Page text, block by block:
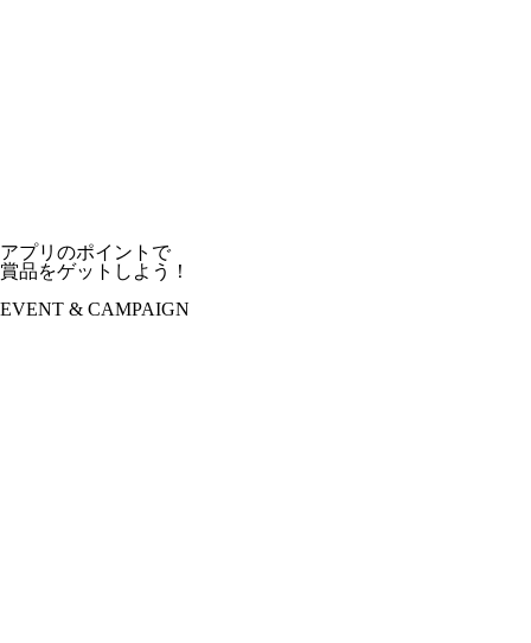
アプリのポイントで
賞品をゲットしよう！
EVENT & CAMPAIGN